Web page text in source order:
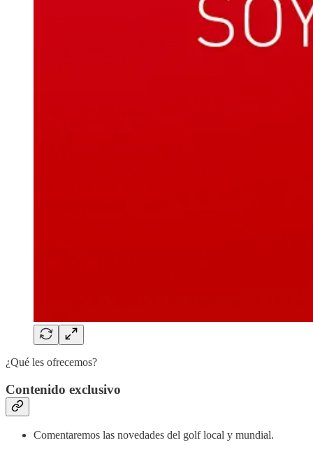
¿Qué les ofrecemos?
Contenido exclusivo
Comentaremos las novedades del golf local y mundial.